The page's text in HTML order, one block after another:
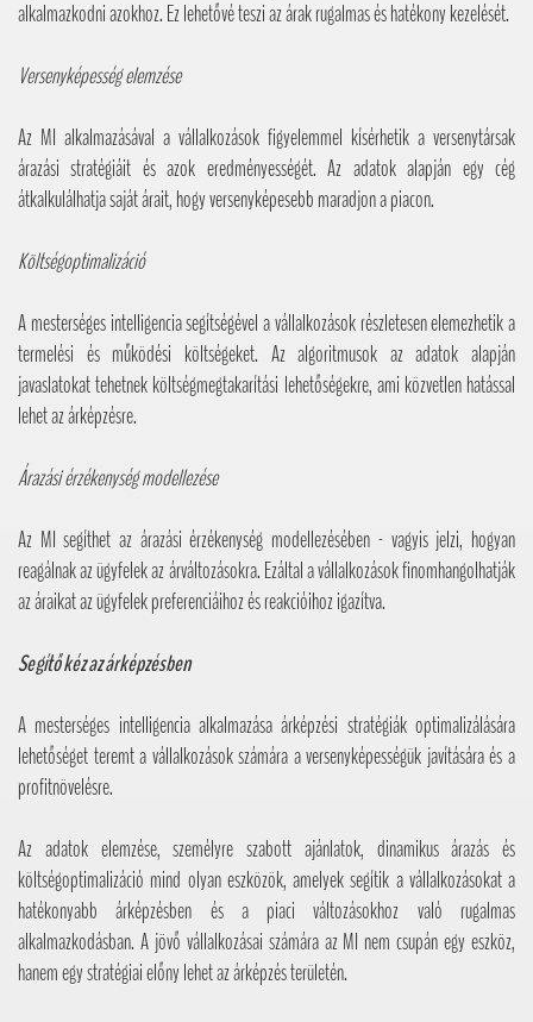
alkalmazkodni azokhoz. Ez lehetővé teszi az árak rugalmas és hatékony kezelését.
Versenyképesség elemzése
Az MI alkalmazásával a vállalkozások figyelemmel kísérhetik a versenytársak
árazási stratégiáit és azok eredményességét. Az adatok alapján egy cég
átkalkulálhatja saját árait, hogy versenyképesebb maradjon a piacon.
Költségoptimalizáció
A mesterséges intelligencia segítségével a vállalkozások részletesen elemezhetik a
termelési és működési költségeket. Az algoritmusok az adatok alapján
javaslatokat tehetnek költségmegtakarítási lehetőségekre, ami közvetlen hatással
lehet az árképzésre.
Árazási érzékenység modellezése
Az MI segíthet az árazási érzékenység modellezésében - vagyis jelzi, hogyan
reagálnak az ügyfelek az árváltozásokra. Ezáltal a vállalkozások finomhangolhatják
az áraikat az ügyfelek preferenciáihoz és reakcióihoz igazítva.
Segítő kéz az árképzésben
A mesterséges intelligencia alkalmazása árképzési stratégiák optimalizálására
lehetőséget teremt a vállalkozások számára a versenyképességük javítására és a
profitnövelésre.
Az adatok elemzése, személyre szabott ajánlatok, dinamikus árazás és
költségoptimalizáció mind olyan eszközök, amelyek segítik a vállalkozásokat a
hatékonyabb árképzésben és a piaci változásokhoz való rugalmas
alkalmazkodásban. A jövő vállalkozásai számára az MI nem csupán egy eszköz,
hanem egy stratégiai előny lehet az árképzés területén.